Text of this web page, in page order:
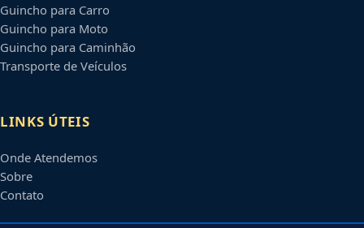
Guincho para Carro
Guincho para Moto
Guincho para Caminhão
Transporte de Veículos
LINKS ÚTEIS
Onde Atendemos
Sobre
Contato